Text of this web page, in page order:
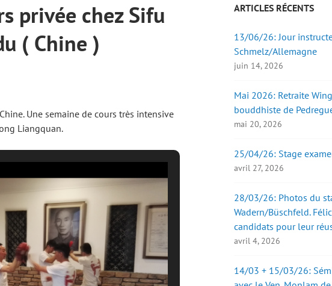
privée chez Sifu
( Chine )
Une semaine de cours très intensive
Liangquan.
ARTICLES RÉCENTS
13/06/26: Jour
Schmelz/Allemagne
juin 14, 2026
Mai 2026: Retraite
bouddhiste de
mai 20, 2026
25/04/26: Stage
avril 27, 2026
28/03/26: Photos du
Wadern/Büschfeld.
candidats pour leur
avril 4, 2026
14/03 + 15/03/26: